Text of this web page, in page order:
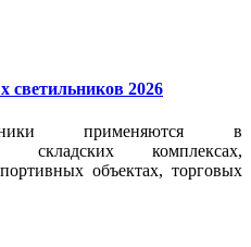
светильников 2026
применяются в
складских комплексах,
объектах, торговых